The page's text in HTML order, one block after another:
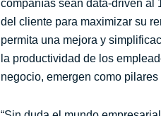
compañías sean data-driven al
del cliente para maximizar su
permita una mejora y
la productividad de los
negocio, emergen como